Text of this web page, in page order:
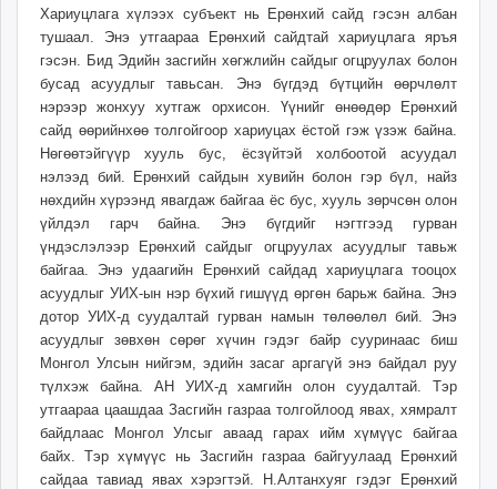
Хариуцлага хүлээх субъект нь Ерөнхий сайд гэсэн албан
тушаал. Энэ утгаараа Ерөнхий сайдтай хариуцлага яръя
гэсэн. Бид Эдийн засгийн хөгжлийн сайдыг огцруулах болон
бусад асуудлыг тавьсан. Энэ бүгдэд бүтцийн өөрчлөлт
нэрээр жонхуу хутгаж орхисон. Үүнийг өнөөдөр Ерөнхий
сайд өөрийнхөө толгойгоор хариуцах ёстой гэж үзэж байна.
Нөгөөтэйгүүр хууль бус, ёсзүйтэй холбоотой асуудал
нэлээд бий. Ерөнхий сайдын хувийн болон гэр бүл, найз
нөхдийн хүрээнд явагдаж байгаа ёс бус, хууль зөрчсөн олон
үйлдэл гарч байна. Энэ бүгдийг нэгтгээд гурван
үндэслэлээр Ерөнхий сайдыг огцруулах асуудлыг тавьж
байгаа. Энэ удаагийн Ерөнхий сайдад хариуцлага тооцох
асуудлыг УИХ-ын нэр бүхий гишүүд өргөн барьж байна. Энэ
дотор УИХ-д суудалтай гурван намын төлөөлөл бий. Энэ
асуудлыг зөвхөн сөрөг хүчин гэдэг байр сууринаас биш
Монгол Улсын нийгэм, эдийн засаг аргагүй энэ байдал руу
түлхэж байна. АН УИХ-д хамгийн олон суудалтай. Тэр
утгаараа цаашдаа Засгийн газраа толгойлоод явах, хямралт
байдлаас Монгол Улсыг аваад гарах ийм хүмүүс байгаа
байх. Тэр хүмүүс нь Засгийн газраа байгуулаад Ерөнхий
сайдаа тавиад явах хэрэгтэй. Н.Алтанхуяг гэдэг Ерөнхий